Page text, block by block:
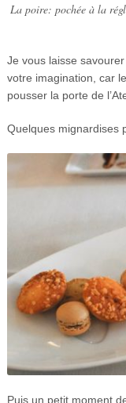
La poire: pochée à la
Je vous laisse
votre imagination, car
pousser la porte de
Quelques mignardises
Puis un petit moment